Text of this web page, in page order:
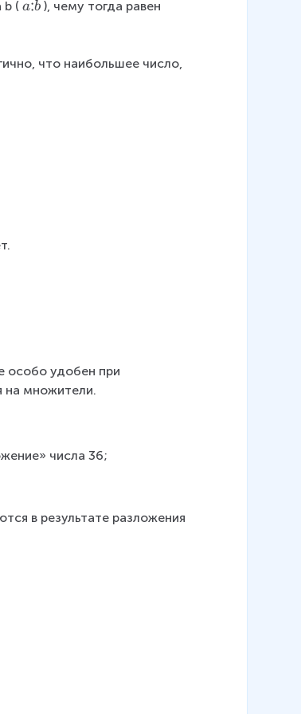
( \
o
a⋮b ), чему тогда равен
что наибольшее число,
особо удобен при
на множители.
числа 36;
в результате разложения